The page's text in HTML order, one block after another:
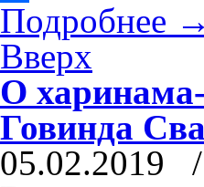
Отправить
Подробнее →
Вверх
О
Говинда
05.02.2019
/